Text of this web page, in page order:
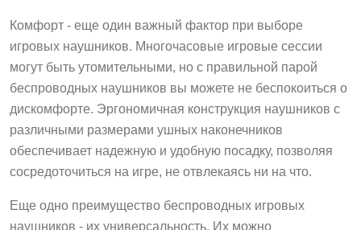
Комфорт - еще один важный фактор при выборе
игровых наушников. Многочасовые игровые сессии
могут быть утомительными, но с правильной парой
беспроводных наушников вы можете не беспокоиться о
дискомфорте. Эргономичная конструкция наушников с
различными размерами ушных наконечников
обеспечивает надежную и удобную посадку, позволяя
сосредоточиться на игре, не отвлекаясь ни на что.
Еще одно преимущество беспроводных игровых
наушников - их универсальность. Их можно